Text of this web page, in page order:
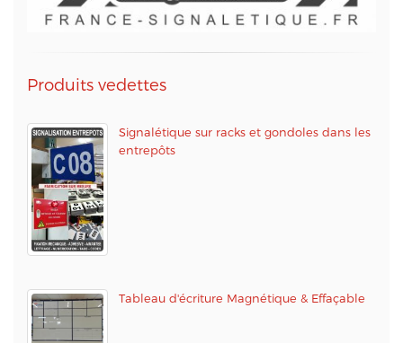
Produits vedettes
Signalétique sur racks et gondoles dans les
entrepôts
Tableau d'écriture Magnétique & Effaçable